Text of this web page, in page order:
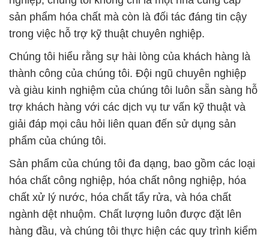
sản phẩm hóa chất mà còn là đối tác đáng tin cậy
trong việc hỗ trợ kỹ thuật chuyên nghiệp.
Chúng tôi hiểu rằng sự hài lòng của khách hàng là
thành công của chúng tôi. Đội ngũ chuyên nghiệp
và giàu kinh nghiệm của chúng tôi luôn sẵn sàng hỗ
trợ khách hàng với các dịch vụ tư vấn kỹ thuật và
giải đáp mọi câu hỏi liên quan đến sử dụng sản
phẩm của chúng tôi.
Sản phẩm của chúng tôi đa dạng, bao gồm các loại
hóa chất công nghiệp, hóa chất nông nghiệp, hóa
chất xử lý nước, hóa chất tẩy rửa, và hóa chất
ngành dệt nhuộm. Chất lượng luôn được đặt lên
hàng đầu, và chúng tôi thực hiện các quy trình kiểm